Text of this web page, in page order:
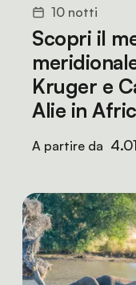
10 notti
Scopri il
Kruger e
Alie in
A partire da